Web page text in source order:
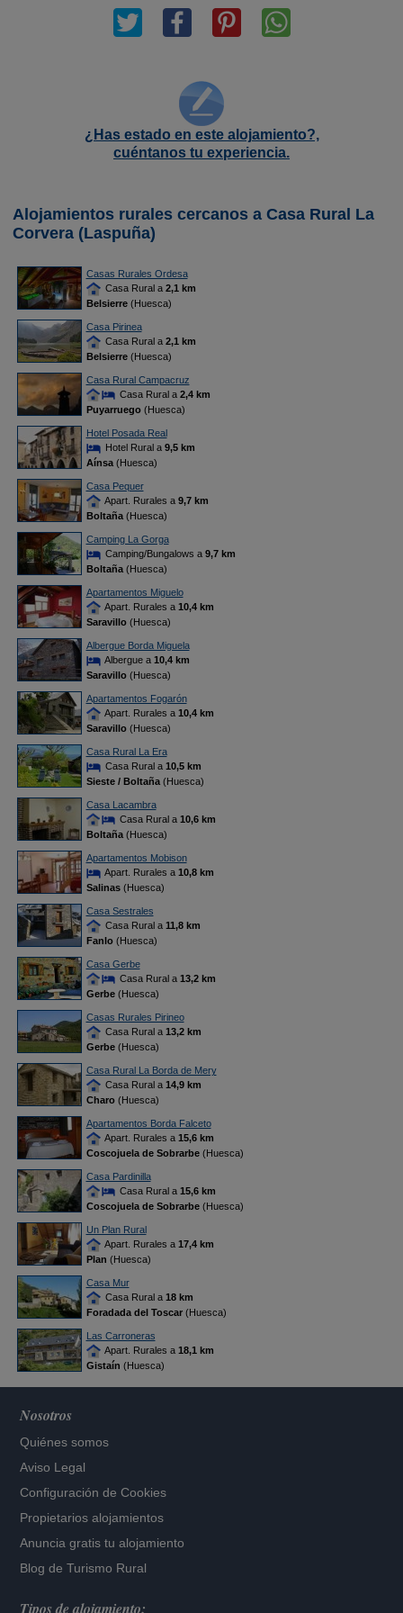
¿Has estado en este alojamiento?,
cuéntanos tu experiencia.
Alojamientos rurales cercanos a Casa Rural La
Corvera (Laspuña)
Casas Rurales Ordesa
Casa Rural a 2,1 km
Belsierre(Huesca)
Casa Pirinea
Casa Rural a 2,1 km
Belsierre(Huesca)
Casa Rural Campacruz
Casa Rural a 2,4 km
Puyarruego(Huesca)
Hotel Posada Real
Hotel Rural a 9,5 km
Aínsa(Huesca)
Casa Pequer
Apart. Rurales a 9,7 km
Boltaña(Huesca)
Camping La Gorga
Camping/Bungalows a 9,7 km
Boltaña(Huesca)
Apartamentos Miguelo
Apart. Rurales a 10,4 km
Saravillo(Huesca)
Albergue Borda Miguela
Albergue a 10,4 km
Saravillo(Huesca)
Apartamentos Fogarón
Apart. Rurales a 10,4 km
Saravillo(Huesca)
Casa Rural La Era
Casa Rural a 10,5 km
Sieste / Boltaña(Huesca)
Casa Lacambra
Casa Rural a 10,6 km
Boltaña(Huesca)
Apartamentos Mobison
Apart. Rurales a 10,8 km
Salinas(Huesca)
Casa Sestrales
Casa Rural a 11,8 km
Fanlo(Huesca)
Casa Gerbe
Casa Rural a 13,2 km
Gerbe(Huesca)
Casas Rurales Pirineo
Casa Rural a 13,2 km
Gerbe(Huesca)
Casa Rural La Borda de Mery
Casa Rural a 14,9 km
Charo(Huesca)
Apartamentos Borda Falceto
Apart. Rurales a 15,6 km
Coscojuela de Sobrarbe(Huesca)
Casa Pardinilla
Casa Rural a 15,6 km
Coscojuela de Sobrarbe(Huesca)
Un Plan Rural
Apart. Rurales a 17,4 km
Plan (Huesca)
Casa Mur
Casa Rural a 18 km
Foradada del Toscar(Huesca)
Las Carroneras
Apart. Rurales a 18,1 km
Gistaín (Huesca)
Nosotros
Quiénes somos
Aviso Legal
Configuración de Cookies
Propietarios alojamientos
Anuncia gratis tu alojamiento
Blog de Turismo Rural
Tipos de alojamiento: